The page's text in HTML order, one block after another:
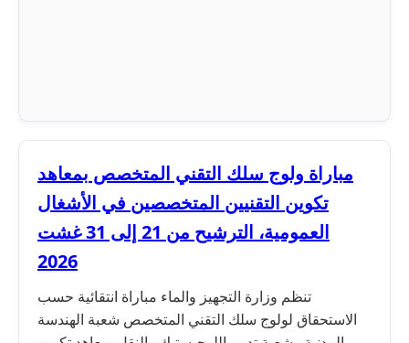
مباراة ولوج سلك التقني المتخصص بمعاهد
تكوين التقنيين المتخصصين في الأشغال
العمومية، الترشيح من 21 إلى 31 غشت
2026
تنظم وزارة التجهيز والماء مباراة انتقائية حسب
الاستحقاق لولوج سلك التقني المتخصص شعبة الهندسة